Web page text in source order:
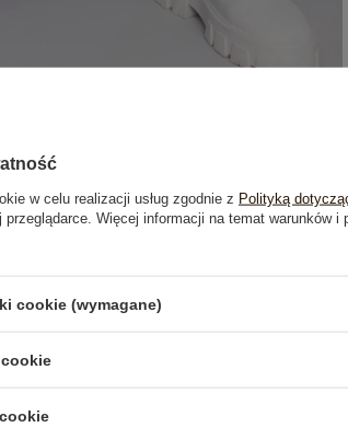
Opinie o produkcie(0)
w celu realizacji usług zgodnie z Polityką
przeglądarce. Więcej informacji na temat warunków
cookie (wymagane)